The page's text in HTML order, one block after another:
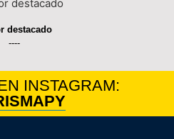
destacado
----
INSTAGRAM: